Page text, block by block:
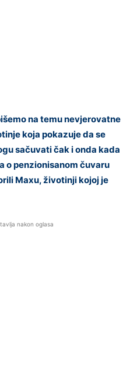
na temu nevjerovatne
koja pokazuje da se
sačuvati čak i onda kada
o penzionisanom čuvaru
Maxu, životinji kojoj je
nakon oglasa